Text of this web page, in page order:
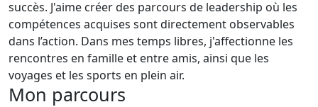
succès. J'aime créer des parcours de leadership où les
compétences acquises sont directement observables
dans l’action. Dans mes temps libres, j'affectionne les
rencontres en famille et entre amis, ainsi que les
voyages et les sports en plein air.
Mon parcours